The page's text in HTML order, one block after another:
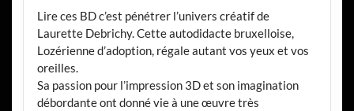
Lire ces BD c’est pénétrer l’univers créatif de
Laurette Debrichy. Cette autodidacte bruxelloise,
Lozérienne d’adoption, régale autant vos yeux et vos
oreilles.
Sa passion pour l’impression 3D et son imagination
débordante ont donné vie à une œuvre très